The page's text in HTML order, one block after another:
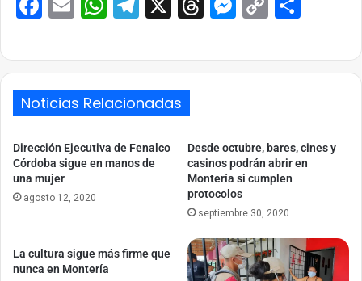
Noticias Relacionadas
Dirección Ejecutiva de Fenalco
Córdoba sigue en manos de
una mujer
agosto 12, 2020
Desde octubre, bares, cines y
casinos podrán abrir en
Montería si cumplen
protocolos
septiembre 30, 2020
La cultura sigue más firme que
nunca en Montería